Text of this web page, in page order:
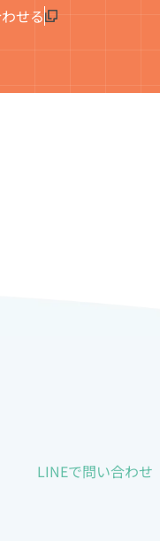
せる
LINEで問い合わせ